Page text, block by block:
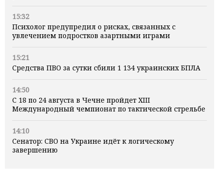
15:32
Психолог предупредил о рисках, связанных с
увлечением подростков азартными играми
15:21
Средства ПВО за сутки сбили 1 134 украинских БПЛА
14:50
С 18 по 24 августа в Чечне пройдет XIII
Международный чемпионат по тактической стрельбе
14:10
Сенатор: СВО на Украине идёт к логическому
завершению